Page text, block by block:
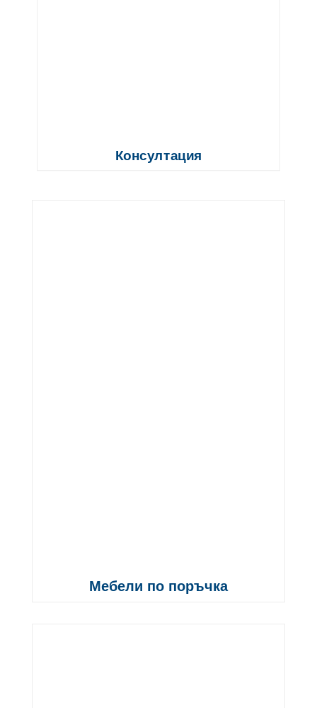
Консултация
Мебели по поръчка